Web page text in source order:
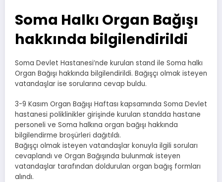
Soma Halkı Organ Bağışı
hakkında bilgilendirildi
Soma Devlet Hastanesi’nde kurulan stand ile Soma halkı
Organ Bağışı hakkında bilgilendirildi. Bağışçı olmak isteyen
vatandaşlar ise sorularına cevap buldu.
3-9 Kasım Organ Bağışı Haftası kapsamında Soma Devlet
hastanesi poliklinikler girişinde kurulan standda hastane
personeli ve Soma halkına organ bağışı hakkında
bilgilendirme broşürleri dağıtıldı.
Bağışçı olmak isteyen vatandaşlar konuyla ilgili soruları
cevaplandı ve Organ Bağışında bulunmak isteyen
vatandaşlar tarafından doldurulan organ bağış formları
alındı.